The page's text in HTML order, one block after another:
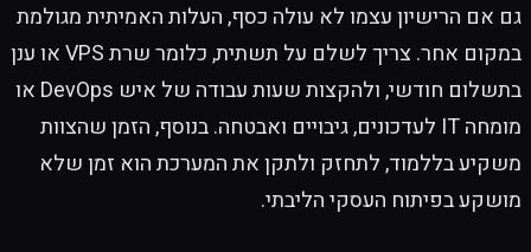
גם אם הרישיון עצמו לא עולה כסף, העלות האמיתית מגולמת
במקום אחר. צריך לשלם על תשתית, כלומר שרת VPS או ענן
בתשלום חודשי, ולהקצות שעות עבודה של איש DevOps או
מומחה IT לעדכונים, גיבויים ואבטחה. בנוסף, הזמן שהצוות
משקיע בללמוד, לתחזק ולתקן את המערכת הוא זמן שלא
מושקע בפיתוח העסקי הליבתי.